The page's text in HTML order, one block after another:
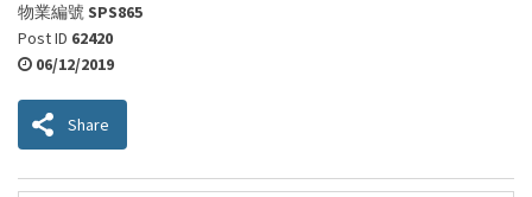
物業編號SPS865
Post ID 62420
06/12/2019
Share